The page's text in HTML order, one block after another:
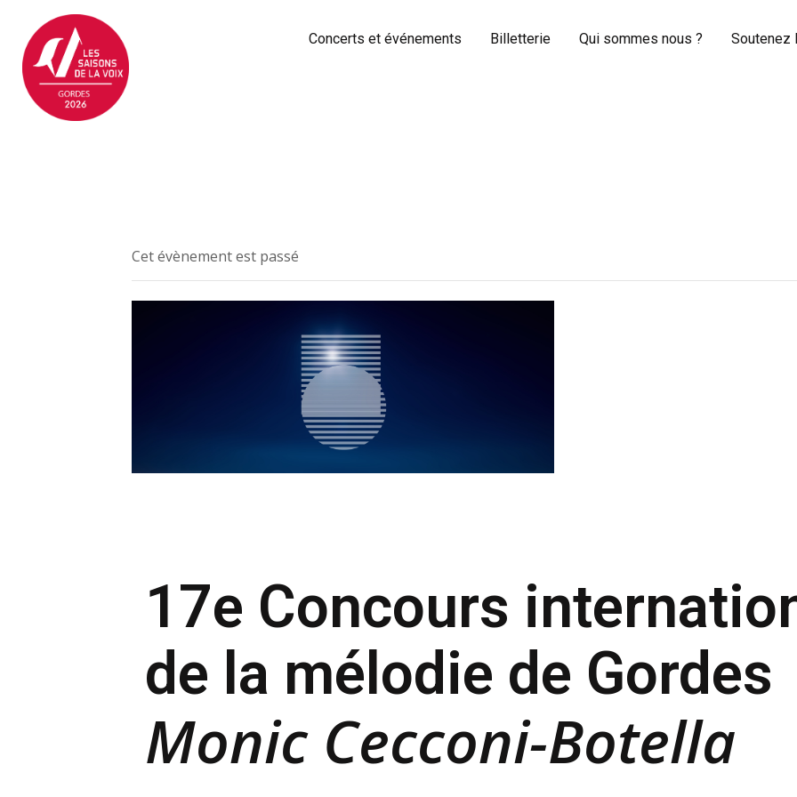
Concerts et événements Billetterie Qui sommes nous ? Soutenez
Archives
Cet évènement est passé
17e Concours
de la mélodie de Gordes
Monic Cecconi-Botella